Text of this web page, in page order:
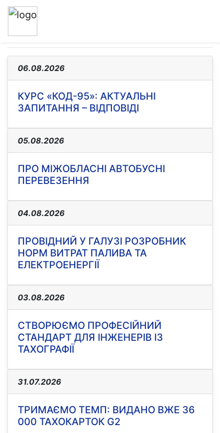
ВСІ НОВИНИ
06.08.2026
КУРС «КОД-95»: АКТУАЛЬНІ
ЗАПИТАННЯ – ВІДПОВІДІ
05.08.2026
ПРО МІЖОБЛАСНІ АВТОБУСНІ
ПЕРЕВЕЗЕННЯ
04.08.2026
ПРОВІДНИЙ У ГАЛУЗІ РОЗРОБНИК
НОРМ ВИТРАТ ПАЛИВА ТА
ЕЛЕКТРОЕНЕРГІЇ
03.08.2026
СТВОРЮЄМО ПРОФЕСІЙНИЙ
СТАНДАРТ ДЛЯ ІНЖЕНЕРІВ ІЗ
ТАХОГРАФІЇ
31.07.2026
ТРИМАЄМО ТЕМП: ВИДАНО ВЖЕ 36
000 ТАХОКАРТОК G2